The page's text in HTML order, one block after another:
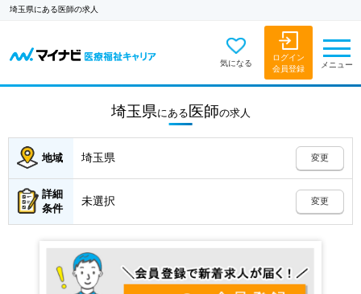
埼玉県にある医師の求人
気になる
ログイン
会員登録
メニュー
埼玉県にある医師の求人
地域 埼玉県 変更
詳細
条件
未選択 変更